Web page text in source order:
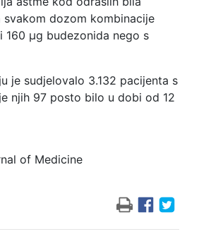
svakom dozom kombinacije
160 μg budezonida nego s
je sudjelovalo 3.132 pacijenta s
njih 97 posto bilo u dobi od 12
of Medicine